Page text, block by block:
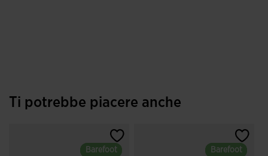
Ti potrebbe piacere anche
Barefoot
Barefoot Barefoot
Barefoot